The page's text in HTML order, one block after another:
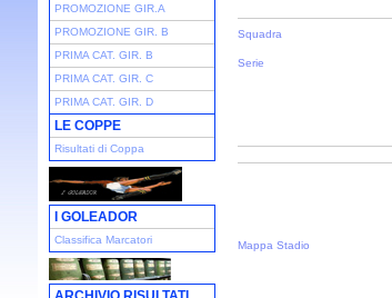
PROMOZIONE GIR.A
PROMOZIONE GIR. B
PRIMA CAT. GIR. B
PRIMA CAT. GIR. C
PRIMA CAT. GIR. D
LE COPPE
Risultati di Coppa
I GOLEADOR
Classifica Marcatori
Squadra
Serie
Mappa Stadio